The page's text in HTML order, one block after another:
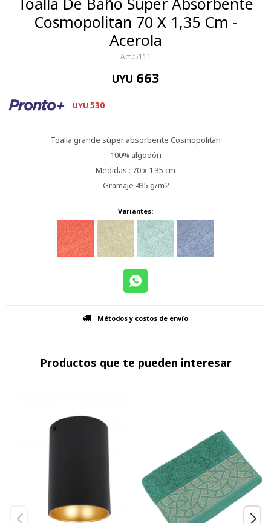
Cosmopolitan 70 X 1,35 Cm -
Acerola
5111
UYU 663
UYU 530
Toalla grande súper absorbente Cosmopolitan
100% algodón
Medidas : 70 x 1,35 cm
Gramaje 435 g/m2
Variantes:
Métodos y costos de envío
Productos que te pueden interesar